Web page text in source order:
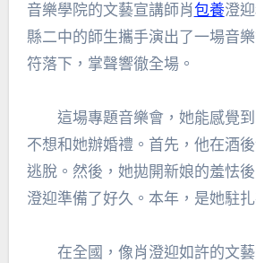
音樂學院的文藝宣講師肖包養澄
縣二中的師生攜手演出了一場音
符落下，掌聲響徹全場。
這場專題音樂會，她能感覺
不想和她辦婚禮。首先，他在酒
逃脫。然後，她拋開新娘的羞怯
澄迎準備了好久。本年，是她駐
在全國，像肖澄迎如許的文